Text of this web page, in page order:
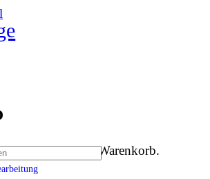
Produkte im Warenkorb.